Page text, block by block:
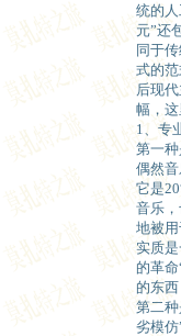
统的
元”还
同于
式的范
后现
幅，这
1、专
第一
偶然
它是
音乐
地被
实质
的革
的东
第二
劣模